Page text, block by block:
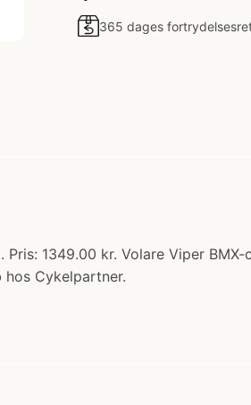
365 dages
1349.00 kr. Volare Viper
Cykelpartner.